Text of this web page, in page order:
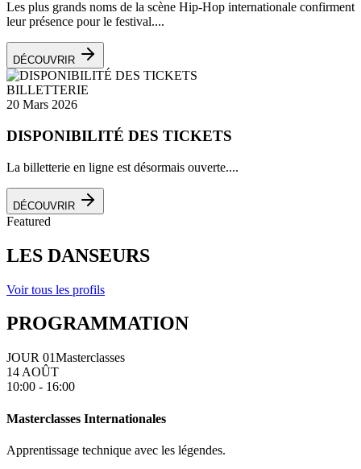
Les plus grands noms de la scène Hip-Hop internationale confirment
leur présence pour le festival....
DÉCOUVRIR
BILLETTERIE
20 Mars 2026
DISPONIBILITÉ DES TICKETS
La billetterie en ligne est désormais ouverte....
DÉCOUVRIR
Featured
LES DANSEURS
Voir tous les profils
PROGRAMMATION
JOUR 01Masterclasses
14 AOÛT
10:00 - 16:00
Masterclasses Internationales
Apprentissage technique avec les légendes.